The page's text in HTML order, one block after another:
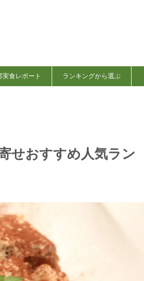
実食レポート ランキングから選ぶ
せおすすめ人気ラン